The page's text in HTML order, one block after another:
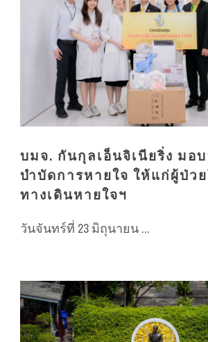
บมจ. กันกุลเอ็นจิเนียริ่ง มอ
บำบัดการหายใจ ให้แก่ผู้ป่ว
ทางเดินหายใจฯ
วันจันทร์ที่ 23 มิถุนายน ...